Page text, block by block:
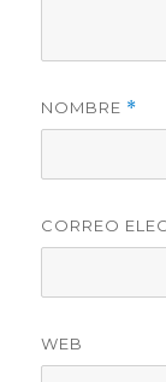
NOMBRE *
CORREO
WEB